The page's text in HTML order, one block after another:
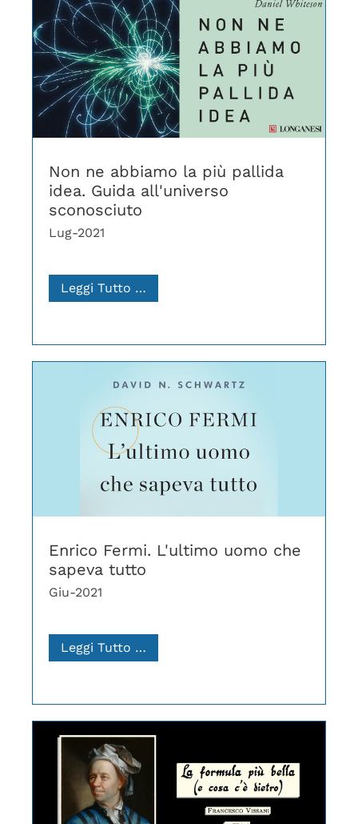
Non ne abbiamo la più pallida
idea. Guida all'universo
sconosciuto
Lug-2021
Leggi Tutto …
Enrico Fermi. L'ultimo uomo che
sapeva tutto
Giu-2021
Leggi Tutto …